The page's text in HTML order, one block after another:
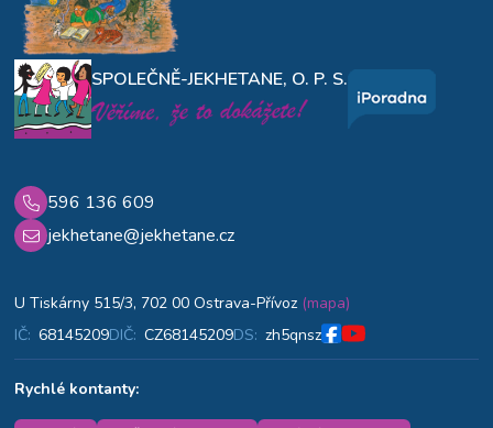
SPOLEČNĚ-JEKHETANE, O. P. S.
596 136 609
jekhetane@jekhetane.cz
U Tiskárny 515/3, 702 00 Ostrava-Přívoz (mapa)
IČ: 68145209DIČ: CZ68145209DS: zh5qnsz
Rychlé kontanty: